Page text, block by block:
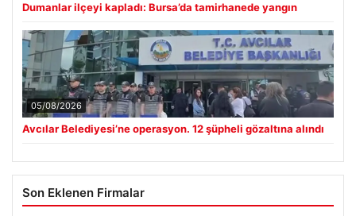
Dumanlar ilçeyi kapladı: Bursa’da tamirhanede yangın
05/08/2026
Avcılar Belediyesi’ne operasyon. 12 şüpheli gözaltına alındı
Son Eklenen Firmalar